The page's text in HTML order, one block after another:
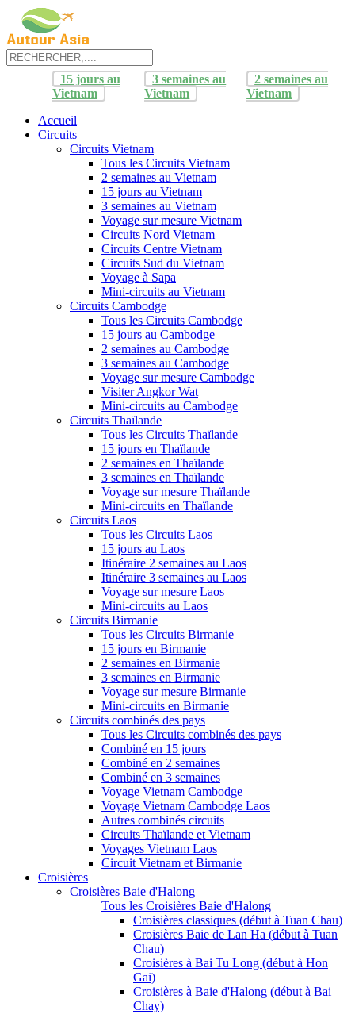
15 jours au
Vietnam
3 semaines au
Vietnam
2 semaines au
Vietnam
Accueil
Circuits
Circuits Vietnam
Tous les Circuits Vietnam
2 semaines au Vietnam
15 jours au Vietnam
3 semaines au Vietnam
Voyage sur mesure Vietnam
Circuits Nord Vietnam
Circuits Centre Vietnam
Circuits Sud du Vietnam
Voyage à Sapa
Mini-circuits au Vietnam
Circuits Cambodge
Tous les Circuits Cambodge
15 jours au Cambodge
2 semaines au Cambodge
3 semaines au Cambodge
Voyage sur mesure Cambodge
Visiter Angkor Wat
Mini-circuits au Cambodge
Circuits Thaïlande
Tous les Circuits Thaïlande
15 jours en Thaïlande
2 semaines en Thaïlande
3 semaines en Thaïlande
Voyage sur mesure Thaïlande
Mini-circuits en Thaïlande
Circuits Laos
Tous les Circuits Laos
15 jours au Laos
Itinéraire 2 semaines au Laos
Itinéraire 3 semaines au Laos
Voyage sur mesure Laos
Mini-circuits au Laos
Circuits Birmanie
Tous les Circuits Birmanie
15 jours en Birmanie
2 semaines en Birmanie
3 semaines en Birmanie
Voyage sur mesure Birmanie
Mini-circuits en Birmanie
Circuits combinés des pays
Tous les Circuits combinés des pays
Combiné en 15 jours
Combiné en 2 semaines
Combiné en 3 semaines
Voyage Vietnam Cambodge
Voyage Vietnam Cambodge Laos
Autres combinés circuits
Circuits Thaïlande et Vietnam
Voyages Vietnam Laos
Circuit Vietnam et Birmanie
Croisières
Croisières Baie d'Halong
Tous les Croisières Baie d'Halong
Croisières classiques (début à Tuan Chau)
Croisières Baie de Lan Ha (début à Tuan
Chau)
Croisières à Bai Tu Long (début à Hon
Gai)
Croisières à Baie d'Halong (début à Bai
Chay)